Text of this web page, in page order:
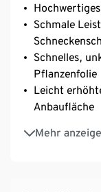
Schmale
Schnelles,
Pflanzenfolie
Leicht
Anbaufläche
Mehr
Stabile
Made in